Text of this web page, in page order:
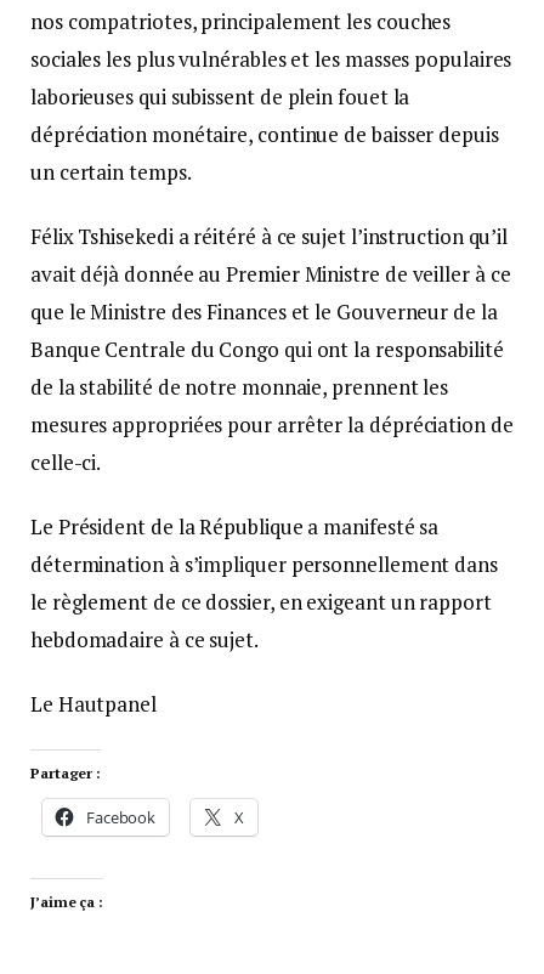
nos compatriotes, principalement les couches
sociales les plus vulnérables et les masses populaires
laborieuses qui subissent de plein fouet la
dépréciation monétaire, continue de baisser depuis
un certain temps.
Félix Tshisekedi a réitéré à ce sujet l’instruction qu’il
avait déjà donnée au Premier Ministre de veiller à ce
que le Ministre des Finances et le Gouverneur de la
Banque Centrale du Congo qui ont la responsabilité
de la stabilité de notre monnaie, prennent les
mesures appropriées pour arrêter la dépréciation de
celle-ci.
Le Président de la République a manifesté sa
détermination à s’impliquer personnellement dans
le règlement de ce dossier, en exigeant un rapport
hebdomadaire à ce sujet.
Le Hautpanel
Partager :
Facebook X
J’aime ça :